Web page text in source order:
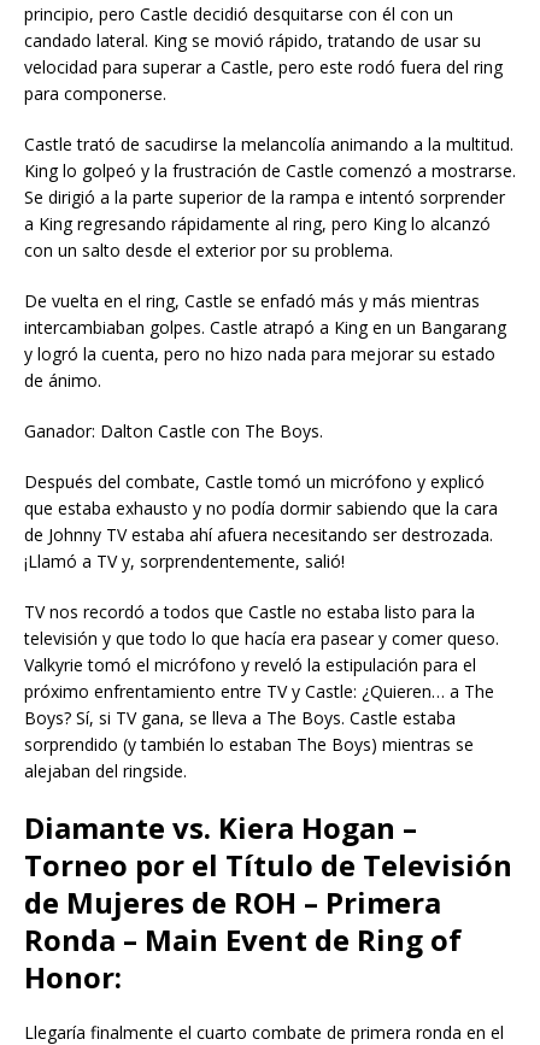
principio, pero Castle decidió desquitarse con él con un
candado lateral. King se movió rápido, tratando de usar su
velocidad para superar a Castle, pero este rodó fuera del ring
para componerse.
Castle trató de sacudirse la melancolía animando a la multitud.
King lo golpeó y la frustración de Castle comenzó a mostrarse.
Se dirigió a la parte superior de la rampa e intentó sorprender
a King regresando rápidamente al ring, pero King lo alcanzó
con un salto desde el exterior por su problema.
De vuelta en el ring, Castle se enfadó más y más mientras
intercambiaban golpes. Castle atrapó a King en un Bangarang
y logró la cuenta, pero no hizo nada para mejorar su estado
de ánimo.
Ganador: Dalton Castle con The Boys.
Después del combate, Castle tomó un micrófono y explicó
que estaba exhausto y no podía dormir sabiendo que la cara
de Johnny TV estaba ahí afuera necesitando ser destrozada.
¡Llamó a TV y, sorprendentemente, salió!
TV nos recordó a todos que Castle no estaba listo para la
televisión y que todo lo que hacía era pasear y comer queso.
Valkyrie tomó el micrófono y reveló la estipulación para el
próximo enfrentamiento entre TV y Castle: ¿Quieren… a The
Boys? Sí, si TV gana, se lleva a The Boys. Castle estaba
sorprendido (y también lo estaban The Boys) mientras se
alejaban del ringside.
Diamante vs. Kiera Hogan –
Torneo por el Título de Televisión
de Mujeres de ROH – Primera
Ronda – Main Event de Ring of
Honor:
Llegaría finalmente el cuarto combate de primera ronda en el